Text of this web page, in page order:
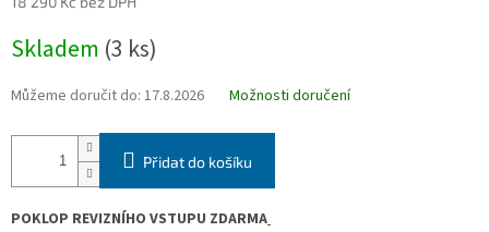
cena:
Skladem (3 ks)
Můžeme doručit do: 17.8.2026 Možnosti doručení
Přidat do košíku
POKLOP REVIZNÍHO VSTUPU ZDARMA